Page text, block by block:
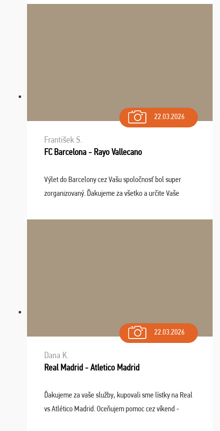
dispozícii nonstop (milí, profesionálni ...
22.03.2026
František S.
FC Barcelona - Rayo Vallecano
Výlet do Barcelony cez Vašu spoločnosť bol super
zorganizovaný. Ďakujeme za všetko a určite Vaše
22.03.2026
Dana K.
Real Madrid - Atletico Madrid
Ďakujeme za vaše služby, kupovali sme lístky na Real
vs Atlético Madrid. Oceňujem pomoc cez víkend -